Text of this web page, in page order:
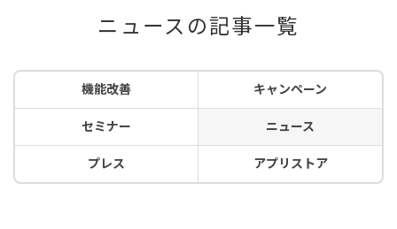
ニュースの記事一覧
機能改善 キャンペーン
セミナー ニュース
プレス アプリストア